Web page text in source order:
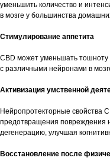
уменьшить количество и
в мозге у большинства
Стимулирование аппетита
CBD может уменьшать тошноту
с различными нейронами в
Активизация умственной
Нейропротекторные свойства
предотвращения повреждения
дегенерацию, улучшая
Восстановление после